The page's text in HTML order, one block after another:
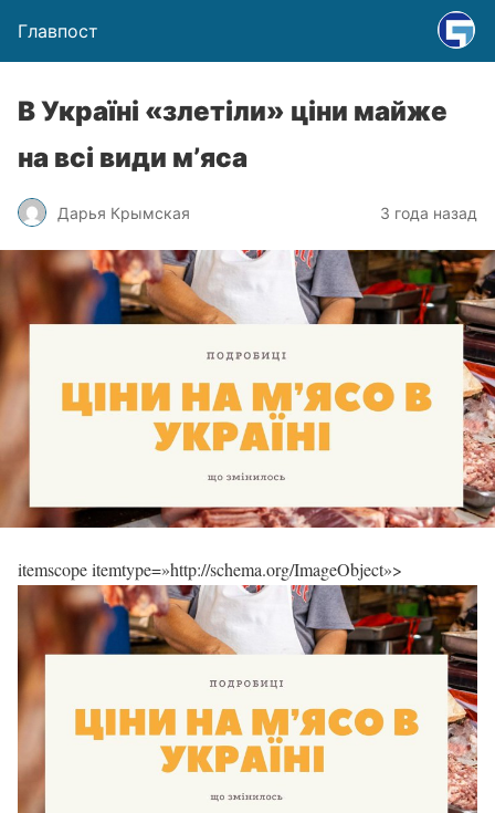
Главпост
В Україні «злетіли» ціни майже
на всі види мʼяса
Дарья Крымская 3 года назад
itemscope itemtype=»http://schema.org/ImageObject»>